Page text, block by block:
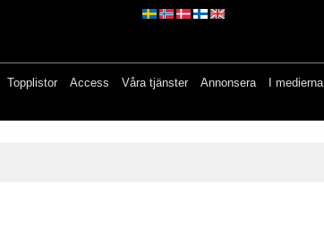
Topplistor Access Våra tjänster Annonsera I medierna